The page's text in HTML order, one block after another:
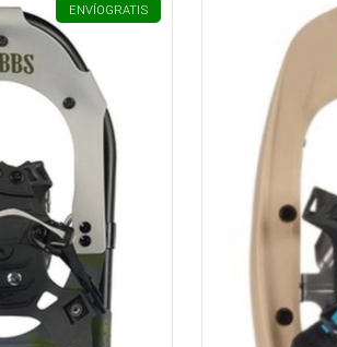
ENVÍOGRATIS